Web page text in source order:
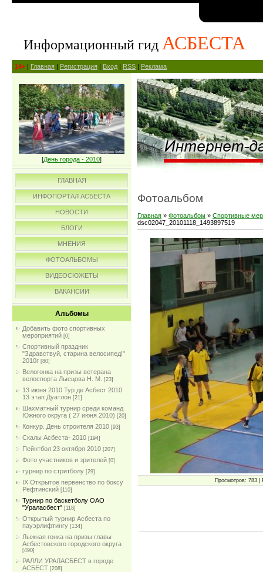
Информационный гид АСБЕСТА
14+ | Главная | Регистрация | Вход | RSS | Реклама
[День города - 2010]
ГЛАВНАЯ
ИНФОПОРТАЛ АСБЕСТА
НОВОСТИ
БЛОГИ
МНЕНИЯ
ФОТОАЛЬБОМЫ
ВИДЕОСЮЖЕТЫ
ВАКАНСИИ
Альбомы
Добавить фото спортивных
мероприятий [0]
Спортивный праздник
"Здравствуй, старина велосипед!"
2010г [80]
Велогонка на призы ветерана
велоспорта Лысцова Н. М.
[23]
13 июня 2010 Тур де Асбест 2010
13 этап Дуатлон [21]
Шахматный турнир среди команд
Южного округа ( 27 июня 2010) [20]
Конкур. День строителя 2010 [93]
Скалы Асбеста- 2010 [194]
Пейнтбол 23 октября 2010 [207]
Фото участников и зрителей [0]
турнир по стритболу [29]
IX Открытое первенство по боксу
Рефтинский [110]
Турнир по баскетболу ОАО
"Ураласбест" [118]
Открытый турнир Асбеста по
пауэрлифтингу [134]
Лыжная гонка на призы главы
Асбестовского городского округа
[490]
РАЛЛИ УРАЛАСБЕСТ в городе
АСБЕСТ [208]
Фотоальбом
Главная » Фотоальбом » Спортивные
dsc02047_20101118_1493897519
Просмотров: 783 |